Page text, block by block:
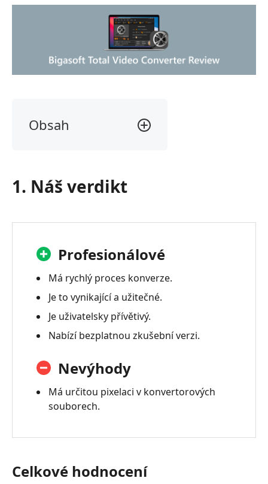
Obsah
2.
je
Total
Video
Converter?
3.
Bigasoft
Video
Review
Nejčastější
5.
alternativa
1. Náš verdikt
Profesionálové
Má rychlý proces konverze.
Je to vynikající a užitečné.
Je uživatelsky přívětivý.
Nabízí bezplatnou zkušební verzi.
Nevýhody
Má určitou pixelaci v konvertorových
souborech.
Celkové hodnocení